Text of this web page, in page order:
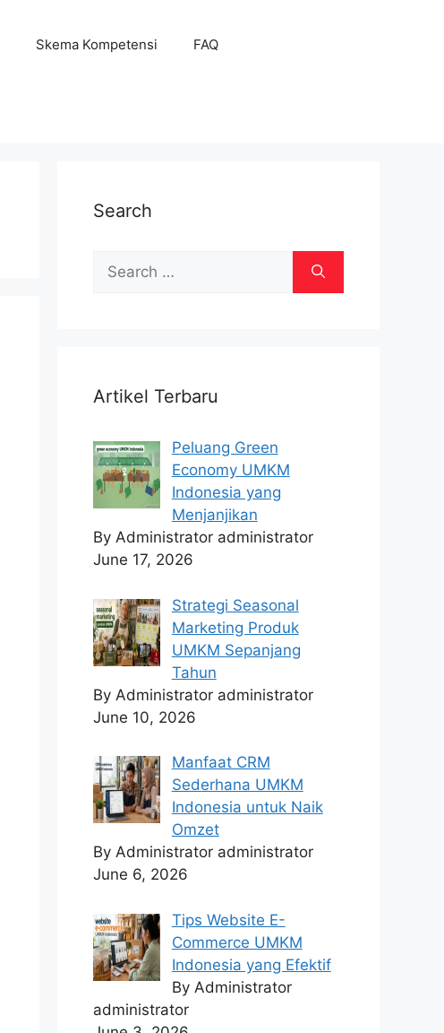
Skema Kompetensi FAQ
Search
Search
for:
Artikel Terbaru
Peluang Green
Economy UMKM
Indonesia yang
Menjanjikan
By Administrator administrator
June 17, 2026
Strategi Seasonal
Marketing Produk
UMKM Sepanjang
Tahun
By Administrator administrator
June 10, 2026
Manfaat CRM
Sederhana UMKM
Indonesia untuk Naik
Omzet
By Administrator administrator
June 6, 2026
Tips Website E-
Commerce UMKM
Indonesia yang Efektif
By Administrator
administrator